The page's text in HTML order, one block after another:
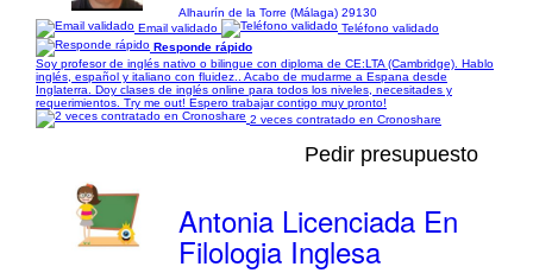
Alhaurín de la Torre (Málaga) 29130
Email validado
Teléfono validado
Responde rápido
Soy profesor de inglés nativo o bilingue con diploma de CE:LTA (Cambridge). Hablo
inglés, español y italiano con fluidez.. Acabo de mudarme a Espana desde
Inglaterra. Doy clases de inglés online para todos los niveles, necesitades y
requerimientos. Try me out! Espero trabajar contigo muy pronto!
2 veces contratado en Cronoshare
Pedir presupuesto
Antonia Licenciada En
Filologia Inglesa